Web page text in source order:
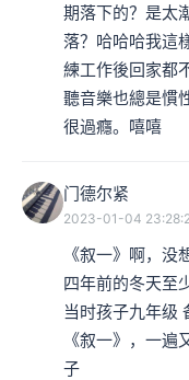
期落下的？是太
落？哈哈哈我這
練工作後回家都
聽音樂也總是慣
很過癮。嘻嘻
门德尔紧
2023-01-04
《叙一》啊，没
四年前的冬天至
当时孩子九年级
《叙一》，一
子